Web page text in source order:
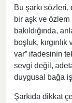
Bu şarkı
bir aşk ve özlem
bakıldığında,
boşluk,
var” ifadesinin
sevgi değil,
duygusal bağa
Şarkıda dikkat